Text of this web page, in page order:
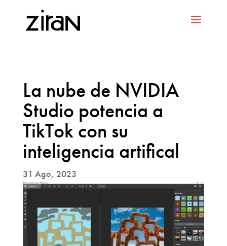
La nube de NVIDIA
Studio potencia a
TikTok con su
inteligencia artifical
31 Ago, 2023